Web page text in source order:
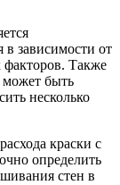
зависимости от
факторов. Также
может быть
несколько
краски с
определить
стен в